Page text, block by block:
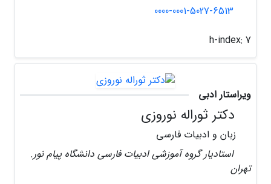
0000-0001-5027-6513
h-index: 7
ویراستار ادبی
دکتر ثوراله نوروزی
زبان و ادبیات فارسی
استادیار گروه آموزشی ادبیات فارسی دانشگاه پیام نور.
تهران